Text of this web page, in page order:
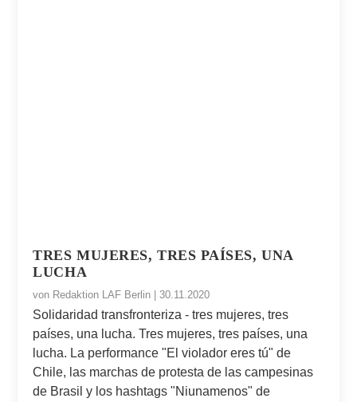
TRES MUJERES, TRES PAÍSES, UNA
LUCHA
von Redaktion LAF Berlin 30.11.2020
Solidaridad transfronteriza - tres mujeres, tres
países, una lucha. Tres mujeres, tres países, una
lucha. La performance "El violador eres tú" de
Chile, las marchas de protesta de las campesinas
de Brasil y los hashtags "Niunamenos" de